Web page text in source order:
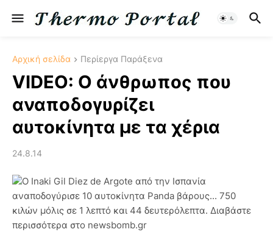
Αρχική σελίδα Περίεργα Παράξενα
VIDEO: Ο άνθρωπος που
αναποδογυρίζει
αυτοκίνητα με τα χέρια
24.8.14
Ο Inaki Gil Diez de Argote από την Ισπανία
αναποδογύρισε 10 αυτοκίνητα Panda βάρους... 750
κιλών μόλις σε 1 λεπτό και 44 δευτερόλεπτα. Διαβάστε
περισσότερα στο newsbomb.gr